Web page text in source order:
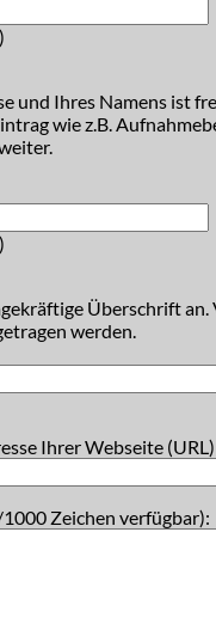
und Ihres Namens ist
wie z.B.
Überschrift
werden.
Ihrer Webseite
Zeichen verfügbar):